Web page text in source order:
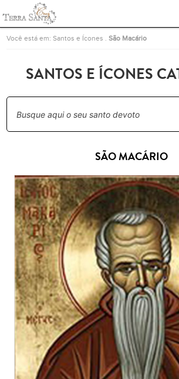
Ir para a página inicial
Você está em:Santos e Ícones .São Macário
SANTOS E ÍCONES
SÃO MACÁRIO